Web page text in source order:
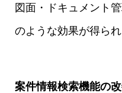
図面・ドキュメント
のような効果が得られ
案件情報検索機能の